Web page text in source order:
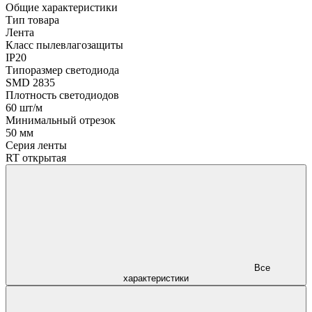
Общие характеристики
Тип товара
Лента
Класс пылевлагозащиты
IP20
Типоразмер светодиода
SMD 2835
Плотность светодиодов
60 шт/м
Минимальный отрезок
50 мм
Серия ленты
RT открытая
характеристики